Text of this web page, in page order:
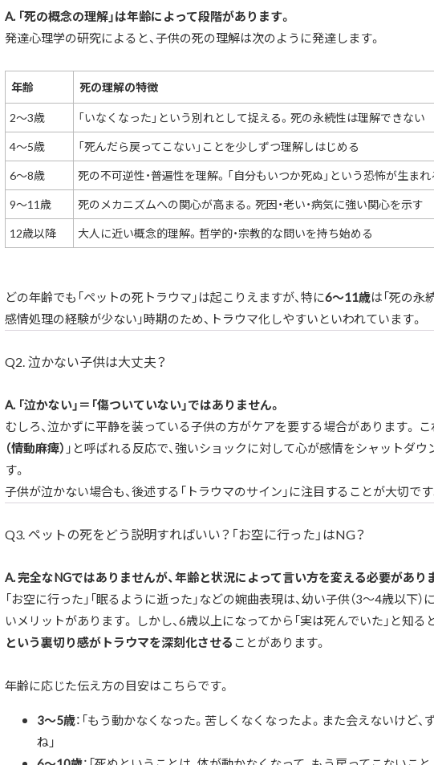
A. 「死の概念の理解」は年齢によって段階があります。
発達心理学の研究によると、子供の死の理解は次のように発達します。
年齢
死の理解の特徴
2〜3歳
「いなくなった」という別れとして捉える。死の永続性は理解できない
4〜5歳
「死んだら戻ってこない」ことを少しずつ理解しはじめる
6〜8歳
死の不可逆性・普遍性を理解。「自分もいつか死ぬ」という恐怖が生まれ
9〜11歳
死のメカニズムへの関心が高まる。死因・老い・病気に強い関心を示す
12歳以降
大人に近い概念的理解。哲学的・宗教的な問いを持ち始める
どの年齢でも「ペットの死トラウマ」は起こりえますが、特に6〜11歳は「死の永
感情処理の経験が少ない」時期のため、トラウマ化しやすいといわれています。
Q2. 泣かない子供は大丈夫？
A. 「泣かない」＝「傷ついていない」ではありません。
むしろ、泣かずに平静を装っている子供の方がケアを要する場合があります。 こ
（情動麻痺） 」と呼ばれる反応で、強いショックに対して心が感情をシャットダ
す。
子供が泣かない場合も、後述する「トラウマのサイン」に注目することが大切です
Q3. ペットの死をどう説明すればいい？「お空に行った」はNG？
A. 完全なNGではありませんが、年齢と状況によって言い方を変える必要があり
「お空に行った」「眠るように逝った」などの婉曲表現は、幼い子供（3〜4歳以下
いメリットがあります。 しかし、6歳以上になってから「実は死んでいた」と知ると
という裏切り感がトラウマを深刻化させることがあります。
年齢に応じた伝え方の目安はこちらです。
3〜5歳：「もう動かなくなった。苦しくなくなったよ。また会えないけど
ね」